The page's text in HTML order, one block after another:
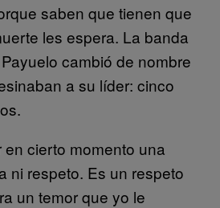
saben que tienen que
les espera. La banda
cambió de nombre
a su líder: cinco
cierto momento una
ni respeto. Es un respeto
un temor que yo le